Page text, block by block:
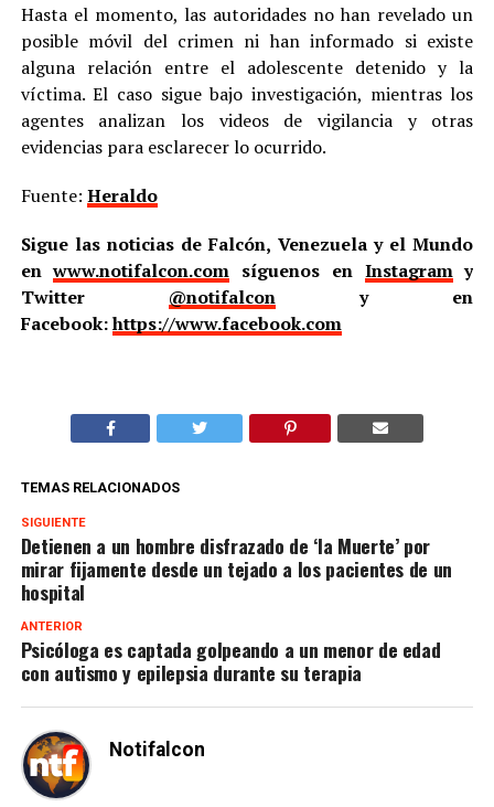
Hasta el momento, las autoridades no han revelado un
posible móvil del crimen ni han informado si existe
alguna relación entre el adolescente detenido y la
víctima. El caso sigue bajo investigación, mientras los
agentes analizan los videos de vigilancia y otras
evidencias para esclarecer lo ocurrido.
Fuente: Heraldo
Sigue las noticias de Falcón, Venezuela y el Mundo
enwww.notifalcon.com síguenos en Instagramy
Twitter @notifalcony en
Facebook:https://www.facebook.com
TEMAS RELACIONADOS
SIGUIENTE
Detienen a un hombre disfrazado de ‘la Muerte’ por
mirar fijamente desde un tejado a los pacientes de un
hospital
ANTERIOR
Psicóloga es captada golpeando a un menor de edad
con autismo y epilepsia durante su terapia
Notifalcon